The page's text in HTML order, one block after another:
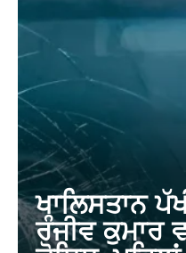
ਖਾਲਿਸਤਾਨ
ਰੰਜੀਵ ਕੁਮਾਰ